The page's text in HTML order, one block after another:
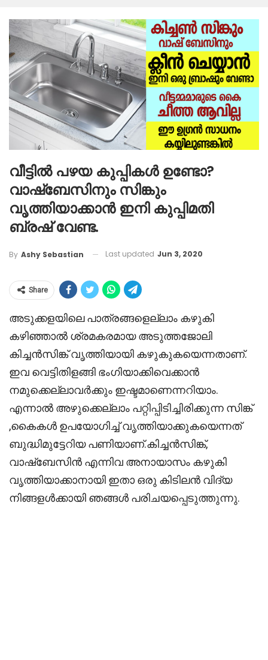
വീട്ടിൽ പഴയ കുപ്പികൾ ഉണ്ടോ?
വാഷ്ബേസിനും സിങ്കും
വൃത്തിയാക്കാൻ ഇനി കുപ്പിമതി
ബ്രഷ് വേണ്ട.
By Ashy Sebastian Last updated Jun 3, 2020
Share
അടുക്കളയിലെ പാത്രങ്ങളെല്ലാം കഴുകി
കഴിഞ്ഞാൽ ശ്രമകരമായ അടുത്തജോലി
കിച്ചൻസിങ്ക് വൃത്തിയായി കഴുകുകയെന്നതാണ്.
ഇവ വെട്ടിതിളങ്ങി ഭംഗിയാക്കിവെക്കാൻ
നമുക്കെല്ലാവർക്കും ഇഷ്ടമാണെന്നറിയാം.
എന്നാൽ അഴുക്കെല്ലാം പറ്റിപ്പിടിച്ചിരിക്കുന്ന സിങ്ക്
,കൈകൾ ഉപയോഗിച്ച് വൃത്തിയാക്കുകയെന്നത്
ബുദ്ധിമുട്ടേറിയ പണിയാണ്.കിച്ചൻസിങ്ക്,
വാഷ്ബേസിൻ എന്നിവ അനായാസം കഴുകി
വൃത്തിയാക്കാനായി ഇതാ ഒരു കിടിലൻ വിദ്യ
നിങ്ങളൾക്കായി ഞങ്ങൾ പരിചയപ്പെടുത്തുന്നു.